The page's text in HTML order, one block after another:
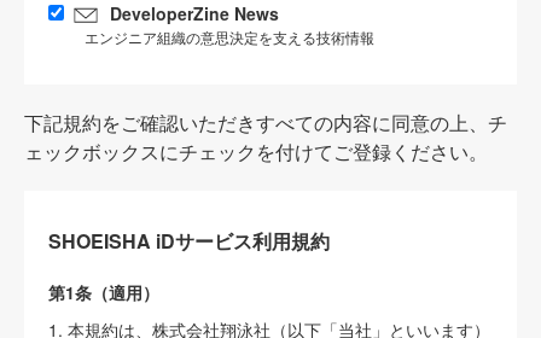
DeveloperZine News
エンジニア組織の意思決定を支える技術情報
下記規約をご確認いただきすべての内容に同意の上、チ
ェックボックスにチェックを付けてご登録ください。
SHOEISHA iDサービス利用規約
第1条（適用）
1. 本規約は、株式会社翔泳社（以下「当社」といいます）